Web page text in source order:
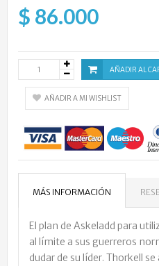
$ 86.000
AÑADIR AL
AÑADIR A MI WISHLIST
MÁS INFORMACIÓN
El plan de Askeladd para
al límite a sus guerreros
dudar de su líder. Thorkell